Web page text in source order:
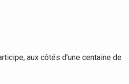
aux côtés d’une centaine de